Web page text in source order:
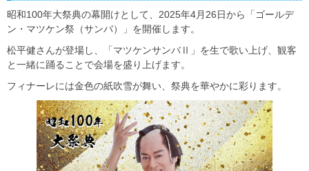
昭和100年大祭典の幕開けとして、2025年4月26日から「ゴールデ
ン・マツケン祭（サンバ）」を開催します。
松平健さんが登場し、「マツケンサンバⅡ」を生で歌い上げ、観客
と一緒に踊ることで会場を盛り上げます。
フィナーレには金色の紙吹雪が舞い、祭典を華やかに彩ります。